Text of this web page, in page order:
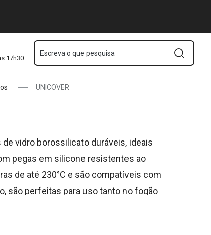
17h30
Escreva o que pesquisa
UNICOVER
vidro borossilicato duráveis, ideais
pegas em silicone resistentes ao
de até 230°C e são compatíveis com
são perfeitas para uso tanto no fogão
da linha UNICOVER uma escolha